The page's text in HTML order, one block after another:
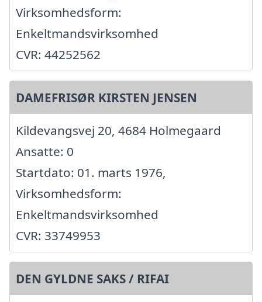
Virksomhedsform:
Enkeltmandsvirksomhed
CVR: 44252562
DAMEFRISØR KIRSTEN JENSEN
Kildevangsvej 20, 4684 Holmegaard
Ansatte: 0
Startdato: 01. marts 1976,
Virksomhedsform:
Enkeltmandsvirksomhed
CVR: 33749953
DEN GYLDNE SAKS / RIFAI